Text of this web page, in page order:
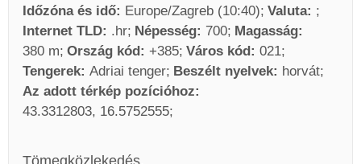
Időzóna és idő: Europe/Zagreb (10:40) Valuta:
Internet TLD: .hr Népesség: 700 Magasság:
380 m Ország kód: +385 Város kód: 021
Tengerek: Adriai tenger Beszélt nyelvek: horvát
Az adott térkép pozícióhoz:
43.3312803, 16.5752555
Tömegközlekedés.